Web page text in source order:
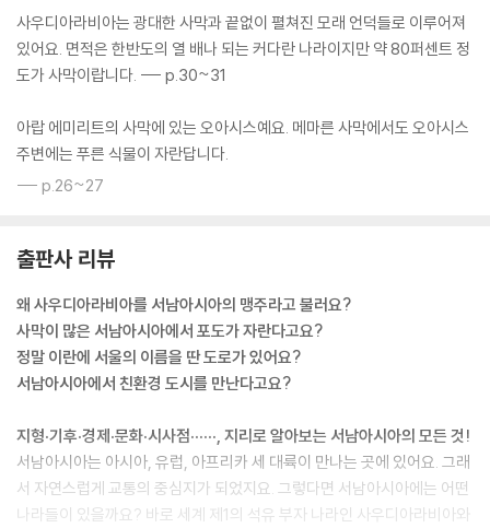
사우디아라비아는 광대한 사막과 끝없이 펼쳐진 모래 언덕들로 이루어져
있어요. 면적은 한반도의 열 배나 되는 커다란 나라이지만 약 80퍼센트 정
도가 사막이랍니다. --- p.30~31
아랍 에미리트의 사막에 있는 오아시스예요. 메마른 사막에서도 오아시스
주변에는 푸른 식물이 자란답니다.
--- p.26~27
출판사 리뷰
왜 사우디아라비아를 서남아시아의 맹주라고 불러요?
사막이 많은 서남아시아에서 포도가 자란다고요?
정말 이란에 서울의 이름을 딴 도로가 있어요?
서남아시아에서 친환경 도시를 만난다고요?
지형·기후·경제·문화·시사점······, 지리로 알아보는 서남아시아의 모든 것!
서남아시아는 아시아, 유럽, 아프리카 세 대륙이 만나는 곳에 있어요. 그래
서 자연스럽게 교통의 중심지가 되었지요. 그렇다면 서남아시아에는 어떤
나라들이 있을까요? 바로 세계 제1의 석유 부자 나라인 사우디아라비아와